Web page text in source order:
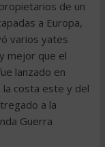
de un
a Europa,
varios yates
mejor que el
lanzado en
la costa este y del
a la
Guerra